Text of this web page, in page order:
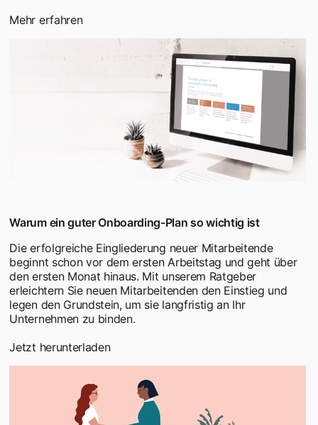
Mehr erfahren
Warum ein guter Onboarding-Plan so wichtig ist
Die erfolgreiche Eingliederung neuer Mitarbeitende
beginnt schon vor dem ersten Arbeitstag und geht über
den ersten Monat hinaus. Mit unserem Ratgeber
erleichtern Sie neuen Mitarbeitenden den Einstieg und
legen den Grundstein, um sie langfristig an Ihr
Unternehmen zu binden.
Jetzt herunterladen